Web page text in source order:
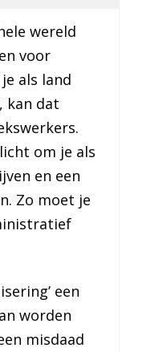
wereld
voor
als land
kan dat
om je als
en een
Zo moet je
een
worden
misdaad